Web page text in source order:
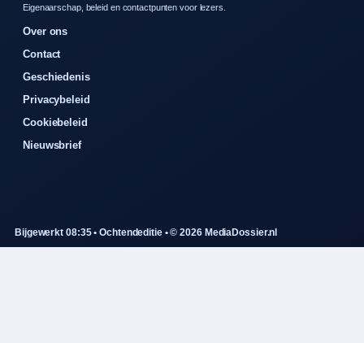
Eigenaarschap, beleid en contactpunten voor lezers.
Over ons
Contact
Geschiedenis
Privacybeleid
Cookiebeleid
Nieuwsbrief
Bijgewerkt 08:35 • Ochtendeditie • © 2026 MediaDossier.nl